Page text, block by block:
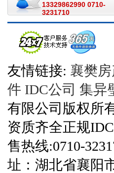
13329862990 0710-
3231710
友情链接: 襄樊
件 IDC公司 集异
有限公司版权所
资质齐全正规
售热线:0710-
址：湖北省襄阳